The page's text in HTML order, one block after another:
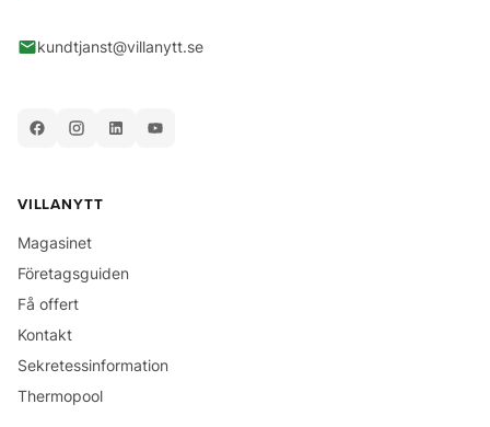
kundtjanst@villanytt.se
VILLANYTT
Magasinet
Företagsguiden
Få offert
Kontakt
Sekretessinformation
Thermopool